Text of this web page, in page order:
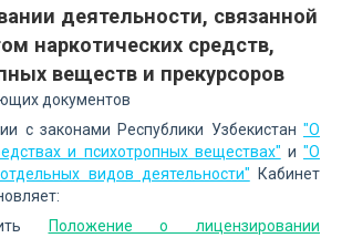
деятельности, связанной
наркотических средств,
веществ и прекурсоров
документов
с законами Республики Узбекистан "О
и психотропных веществах" и"О
видов деятельности" Кабинет
Положение о лицензировании